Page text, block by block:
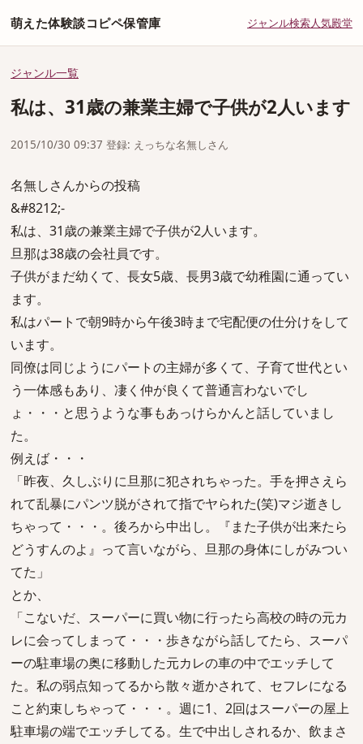
萌えた体験談コピペ保管庫 ジャンル検索人気殿堂
ジャンル一覧
私は、31歳の兼業主婦で子供が2人います
2015/10/30 09:37 登録: えっちな名無しさん
名無しさんからの投稿
&#8212;-
私は、31歳の兼業主婦で子供が2人います。
旦那は38歳の会社員です。
子供がまだ幼くて、長女5歳、長男3歳で幼稚園に通ってい
ます。
私はパートで朝9時から午後3時まで宅配便の仕分けをして
います。
同僚は同じようにパートの主婦が多くて、子育て世代とい
う一体感もあり、凄く仲が良くて普通言わないでし
ょ・・・と思うような事もあっけらかんと話していまし
た。
例えば・・・
「昨夜、久しぶりに旦那に犯されちゃった。手を押さえら
れて乱暴にパンツ脱がされて指でヤられた(笑)マジ逝きし
ちゃって・・・。後ろから中出し。『また子供が出来たら
どうすんのよ』って言いながら、旦那の身体にしがみつい
てた」
とか、
「こないだ、スーパーに買い物に行ったら高校の時の元カ
レに会ってしまって・・・歩きながら話してたら、スーパ
ーの駐車場の奥に移動した元カレの車の中でエッチして
た。私の弱点知ってるから散々逝かされて、セフレになる
こと約束しちゃって・・・。週に1、2回はスーパーの屋上
駐車場の端でエッチしてる。生で中出しされるか、飲まさ